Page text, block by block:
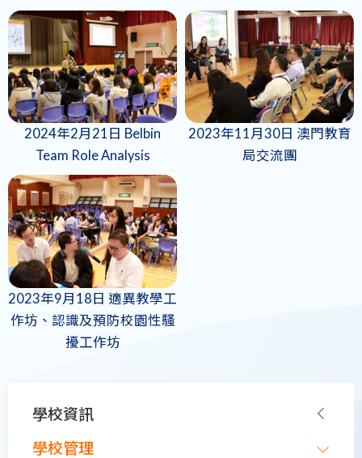
2024年2月21日 Belbin
Team Role Analysis
2023年11月30日 澳門教育
局交流團
2023年9月18日 適異教學工
作坊、認識及預防校園性騷
擾工作坊
Main
navigation
學校資訊
學校管理